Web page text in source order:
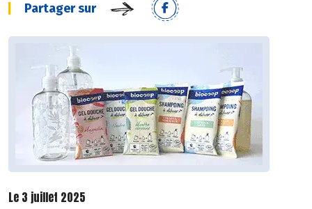
Partager sur
Le 3 juillet 2025